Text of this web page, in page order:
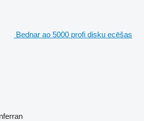
Bednar ao 5000 profi disku ecēšas